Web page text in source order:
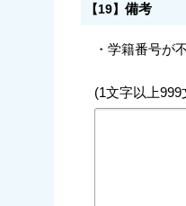
【19】 備考
・学籍番号が
(1文字以上999